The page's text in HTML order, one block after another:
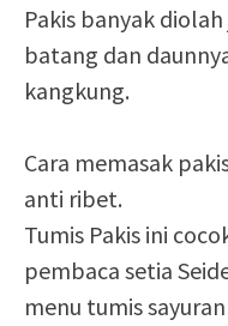
Pakis banyak
batang dan
kangkung.
Cara memasak
anti ribet.
Tumis Pakis ini
pembaca setia
menu tumis